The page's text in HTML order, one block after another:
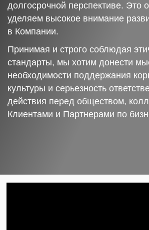
долгосрочной перспективе. Это
уделяем высокое внимание
в Компании.
Принимая и строго соблюдая
стандарты, мы хотим донести
необходимости поддержания
культуры и серьезность
действия перед обществом,
Клиентами и Партнерами по